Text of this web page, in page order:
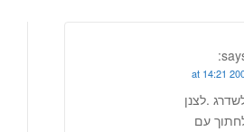
.לצנן
עם